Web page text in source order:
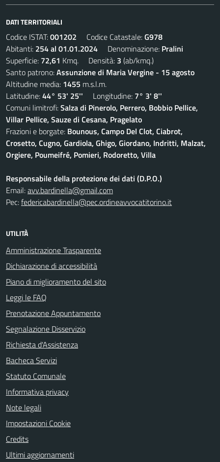
DATI TERRITORIALI
Codice ISTAT:001202 Codice Catastale:G978
Abitanti: 254 al 01.01.2024 Denominazione: Pralini
Superficie: 72,61 Kmq. Densità: 3 (ab/kmq.)
Santo patrono:Assunzione di Maria Vergine - 15 agosto
Altitudine media: 1455 m.s.l.m.
Latitudine:44° 53' 25'' Longitudine: 7° 3' 8''
Comuni limitrofi:Salza di Pinerolo, Perrero, Bobbio Pellice,
Villar Pellice, Sauze di Cesana, Pragelato
Frazioni e borgate: Bounous, Campo Del Clot, Ciabrot,
Crosetto, Cugno, Gardiola, Ghigo, Giordano, Indritti, Malzat,
Orgiere, Poumeifré, Pomieri, Rodoretto, Villa
Responsabile della protezione dei dati (D.P.O.)
Email:avv.bardinella@gmail.com
Pec:federicabardinella@pec.ordineavvocatitorino.it
UTILITÀ
Amministrazione Trasparente
Dichiarazione di accessibilità
Piano di miglioramento del sito
Leggi le FAQ
Prenotazione Appuntamento
Segnalazione Disservizio
Richiesta d'Assistenza
Bacheca Servizi
Statuto Comunale
Informativa privacy
Note legali
Impostazioni Cookie
Credits
Ultimi aggiornamenti